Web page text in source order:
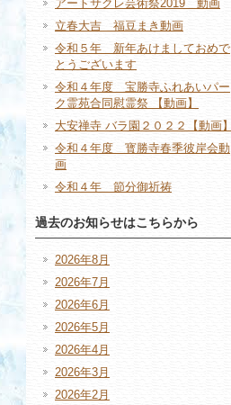
アートサクレ芸術祭2019 動画
立春大吉 福豆まき動画
令和５年 新年あけましておめで
とうございます
令和４年度 宝勝寺ふれあいパー
ク霊苑合同慰霊祭 【動画】
大安禅寺 バラ園２０２２【動画】
令和４年度 寳勝寺春季彼岸会動
画
令和４年 節分御祈祷
過去のお知らせはこちらから
2026年8月
2026年7月
2026年6月
2026年5月
2026年4月
2026年3月
2026年2月